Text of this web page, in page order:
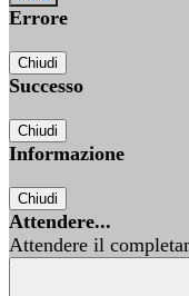
Errore
Chiudi
Successo
Chiudi
Informazione
Chiudi
Attendere...
Attendere il